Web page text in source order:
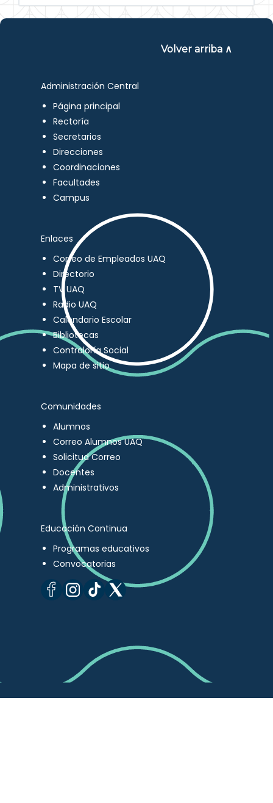
Volver arriba ∧
Administración Central
Página principal
Rectoría
Secretarios
Direcciones
Coordinaciones
Facultades
Campus
Enlaces
Correo de Empleados UAQ
Directorio
TV UAQ
Radio UAQ
Calendario Escolar
Bibliotecas
Contraloría Social
Mapa de sitio
Comunidades
Alumnos
Correo Alumnos UAQ
Solicitud Correo
Docentes
Administrativos
Educación Continua
Programas educativos
Convocatorias